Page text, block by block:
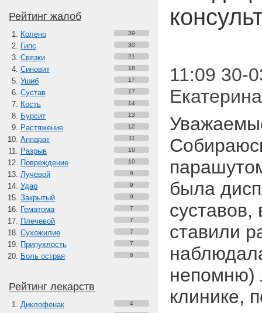
Рейтинг жалоб
Колено 39
Гипс 30
Связки 21
Синовит 18
Ушиб 17
Сустав 17
Кость 14
Бурсит 13
Растяжение 12
Аппарат 11
Разрыв 10
Повреждение 10
Лучевой 9
Удар 9
Закрытый 9
Гематома 7
Плечевой 7
Сухожилие 7
Припухлость 7
Боль острая 6
Рейтинг лекарств
Диклофенак 4
11:09 30-
была
суставов,
ставили
непомню)
клинике,